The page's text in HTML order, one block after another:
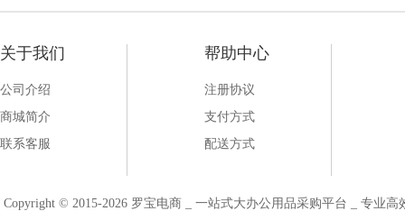
关于我们
公司介绍
商城简介
联系客服
帮助中心
注册协议
支付方式
配送方式
Copyright © 2015-2026 罗宝电商 _ 一站式大办公用品采购平台 _ 专业